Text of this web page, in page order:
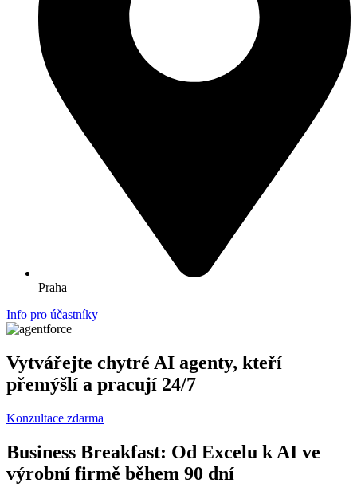
Praha
Info pro účastníky
Vytvářejte chytré AI agenty, kteří
přemýšlí a pracují 24/7
Konzultace zdarma
Business Breakfast: Od Excelu k AI ve
výrobní firmě během 90 dní